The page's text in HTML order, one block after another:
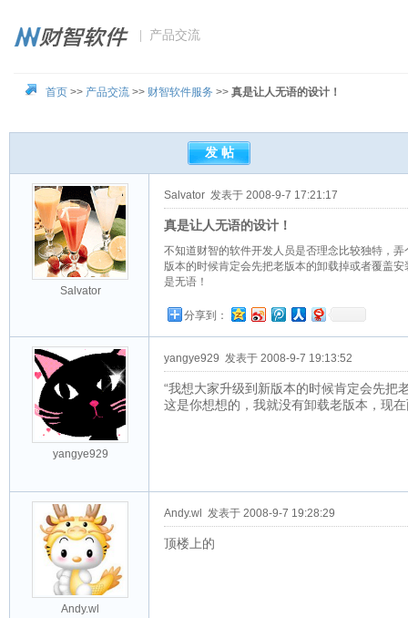
| 产品交流
首页 >> 产品交流 >> 财智软件服务 >> 真是让人无语的设计！
Salvator
Salvator 发表于 2008-9-7 17:21:17
真是让人无语的设计！
不知道财智的软件开发人员是否理念比较独特，
版本的时候肯定会先把老版本的卸载掉或者覆盖
是无语！
分享到：
yangye929
yangye929 发表于 2008-9-7 19:13:52
“我想大家升级到新版本的时候肯定会先把
这是你想想的，我就没有卸载老版本，现
Andy.wl
Andy.wl 发表于 2008-9-7 19:28:29
顶楼上的